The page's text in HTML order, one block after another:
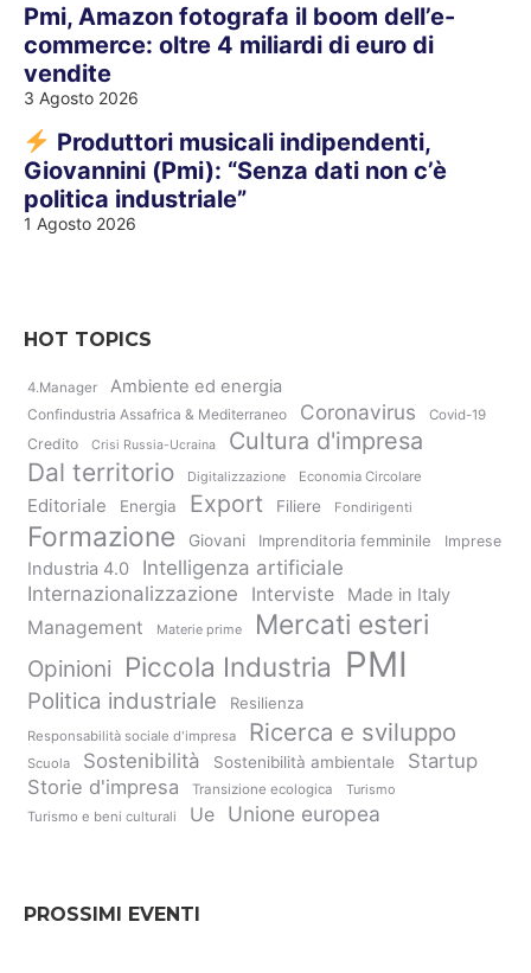
Pmi, Amazon fotografa il boom dell’e-
commerce: oltre 4 miliardi di euro di
vendite
3 Agosto 2026
Produttori musicali indipendenti,
Giovannini (Pmi): “Senza dati non c’è
politica industriale”
1 Agosto 2026
HOT TOPICS
4.Manager Ambiente ed energia
Confindustria Assafrica & Mediterraneo Coronavirus Covid-19
Credito Crisi Russia-Ucraina Cultura d'impresa
Dal territorio Digitalizzazione Economia Circolare
Editoriale Energia Export Filiere Fondirigenti
Formazione Giovani Imprenditoria femminile Imprese
Industria 4.0
Intelligenza artificiale
Internazionalizzazione
Interviste Made in Italy
Management Materie prime Mercati esteri
Opinioni Piccola Industria PMI
Politica industriale Resilienza
Responsabilità sociale d'impresa Ricerca e sviluppo
Scuola Sostenibilità Sostenibilità ambientale
Startup
Storie d'impresa
Transizione ecologica
Turismo
Turismo e beni culturali
Ue Unione europea
PROSSIMI EVENTI